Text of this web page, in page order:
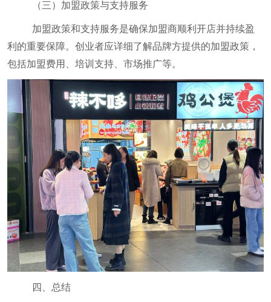
（三）加盟政策与支持服务
加盟政策和支持服务是确保加盟商顺利开店并持续盈
利的重要保障。创业者应详细了解品牌方提供的加盟政策，
包括加盟费用、培训支持、市场推广等。
四、总结